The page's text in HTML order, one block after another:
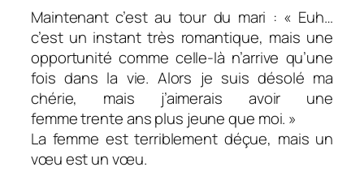
Maintenant c’est au tour du mari : « Euh…
c’est un instant très romantique, mais une
opportunité comme celle-là n’arrive qu’une
fois dans la vie. Alors je suis désolé ma
chérie, mais j’aimerais avoir une
femme trente ans plus jeune que moi. »
La femme est terriblement déçue, mais un
vœu est un vœu.